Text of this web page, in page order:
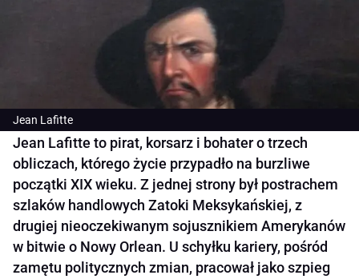
Jean Lafitte
Jean Lafitte to pirat, korsarz i bohater o trzech
obliczach, którego życie przypadło na burzliwe
początki XIX wieku. Z jednej strony był postrachem
szlaków handlowych Zatoki Meksykańskiej, z
drugiej nieoczekiwanym sojusznikiem Amerykanów
w bitwie o Nowy Orlean. U schyłku kariery, pośród
zamętu politycznych zmian, pracował jako szpieg